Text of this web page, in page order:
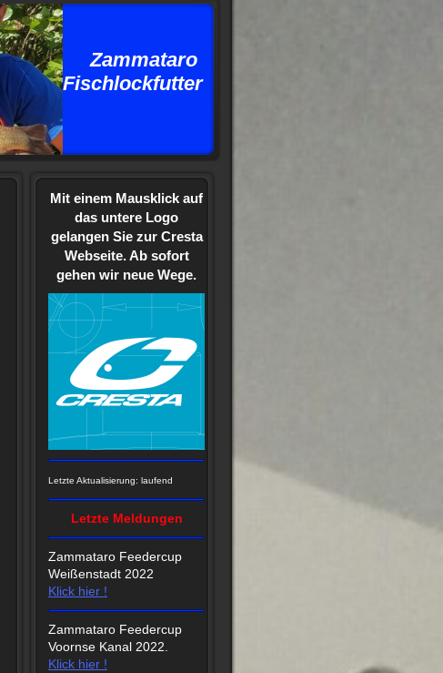
Zammataro
Fischlockfutter
Mit einem Mausklick auf
das untere Logo
gelangen Sie zur Cresta
Webseite. Ab sofort
gehen wir neue Wege.
Letzte Aktualisierung: laufend
Letzte Meldungen
Zammataro Feedercup
Weißenstadt 2022
Klick hier !
Zammataro Feedercup
Voornse Kanal 2022.
Klick hier !